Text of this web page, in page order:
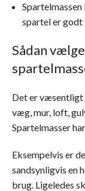
spartel er godt
Sådan
Det er væsentligt
væg, mur, loft,
Spartelmasser
Eksempelvis er
sandsynligvis en
brug. Ligeledes